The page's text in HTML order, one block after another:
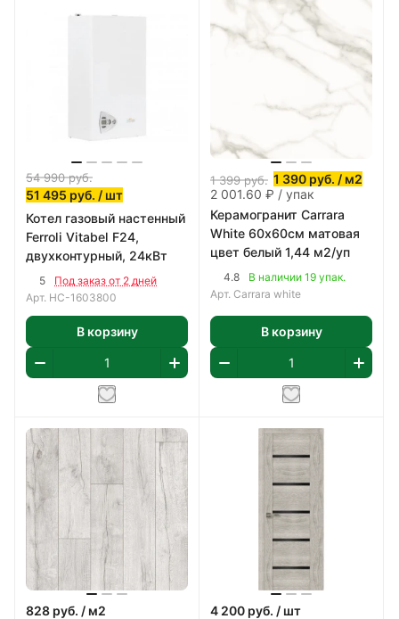
54 990руб.
51 495 руб. / шт
Котел газовый настенный
Ferroli Vitabel F24,
двухконтурный, 24кВт
5
Под заказ от 2 дней
Арт. НС-1603800
В корзину
1 399руб. 1 390 руб. / м2
2 001.60 ₽ / упак
Керамогранит Carrara
White 60х60см матовая
цвет белый 1,44 м2/уп
4.8
В наличии 19 упак.
Арт. Carrara white
В корзину
828 руб. / м2
4 200 руб. / шт